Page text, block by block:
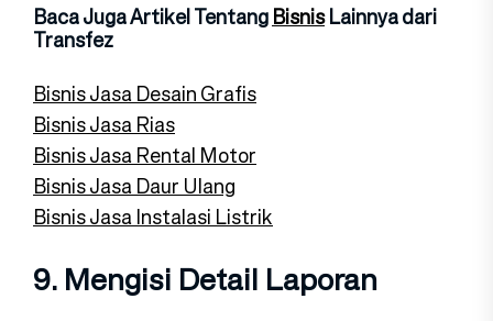
Baca Juga Artikel TentangBisnisLainnya dari
Transfez
Bisnis Jasa Desain Grafis
Bisnis Jasa Rias
Bisnis Jasa Rental Motor
Bisnis Jasa Daur Ulang
Bisnis Jasa Instalasi Listrik
9. Mengisi Detail Laporan